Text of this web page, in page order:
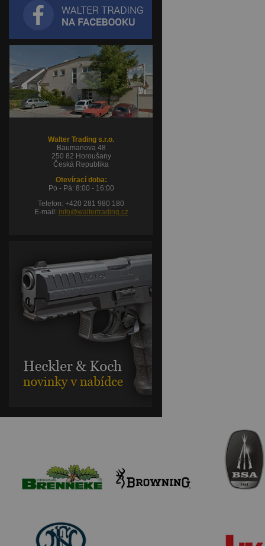
Walter Trading s.r.o.
Baumanova 48
250 82 Horoušany
Česká Republika
Otevírací doba:
Po - Pá: 8:00 - 16:00
Telefon: +420 281 980 180
E-mail: info@waltertrading.cz